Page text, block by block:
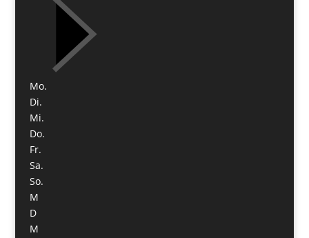
Mo.
Di.
Mi.
Do.
Fr.
Sa.
So.
M
D
M